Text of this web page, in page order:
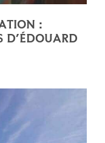
:
D’ÉDOUARD